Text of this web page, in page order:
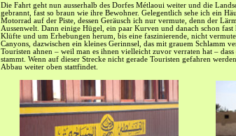
Die Fahrt geht nun ausserhalb des Dorfes Métlaoui weiter und die
gebrannt, fast so braun wie ihre Bewohner. Gelegentlich sehe ich ein
Motorrad auf der Piste, dessen Geräusch ich nur vermute, denn der
Aussenwelt. Dann einige Hügel, ein paar Kurven und danach schon
Klüfte und um Erhebungen herum, bis eine faszinierende, nicht
Canyons, dazwischen ein kleines Gerinnsel, das mit grauem Schlamm
Touristen ahnen – weil man es ihnen vielleicht zuvor verraten hat – dass
stammt. Wenn auf dieser Strecke nicht gerade Touristen gefahren
Abbau weiter oben stattfindet.